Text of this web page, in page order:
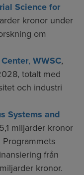
Science for
kronor under
om
, WWSC,
totalt med
och industri
Systems and
miljarder kronor
från
kronor.